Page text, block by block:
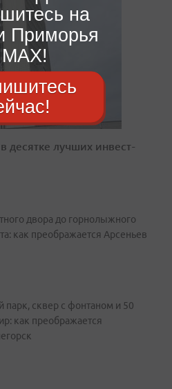
десятке лучших инвест-
двора до горнолыжного
как преображается Арсеньев
парк, сквер с фонтаном и 50
как преображается
на
Приморья